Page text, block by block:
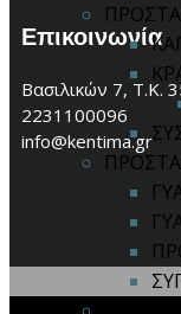
Επικοινωνία
Βασιλικών 7, Τ.Κ.
2231100096
info@kentima.gr